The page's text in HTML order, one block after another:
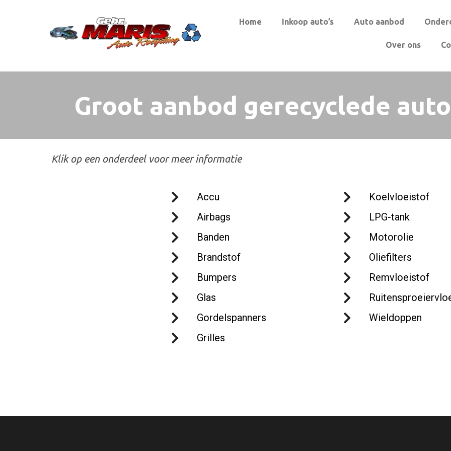
Home Inkoop auto’s Auto aanbod
Over ons
Groot aanbod gerecyclede
Klik op een onderdeel voor meer informatie
Accu
Airbags
Banden
Brandstof
Bumpers
Glas
Gordelspanners
Grilles
Koelvloeistof
LPG-tank
Motorolie
Oliefilters
Remvloeistof
Wieldoppen